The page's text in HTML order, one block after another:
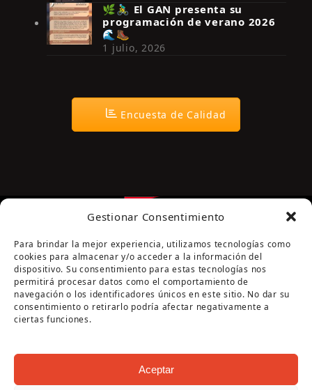
Gestionar Consentimiento
Para brindar la mejor experiencia, utilizamos tecnologías como
cookies para almacenar y/o acceder a la información del
dispositivo. Su consentimiento para estas tecnologías nos
permitirá procesar datos como el comportamiento de
navegación o los identificadores únicos en este sitio. No dar su
consentimiento o retirarlo podría afectar negativamente a
ciertas funciones.
Aceptar
🌿🚴‍♂️ El GAN presenta su
programación de verano 2026
🌊🥾
1 julio, 2026
Encuesta de Calidad
Página cofinanciada por la Diputación de Córdoba